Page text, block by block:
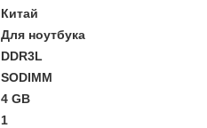
Китай
Для ноутбука
DDR3L
SODIMM
4 GB
1